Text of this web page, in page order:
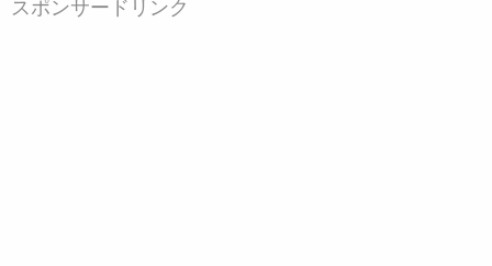
スポンサードリンク